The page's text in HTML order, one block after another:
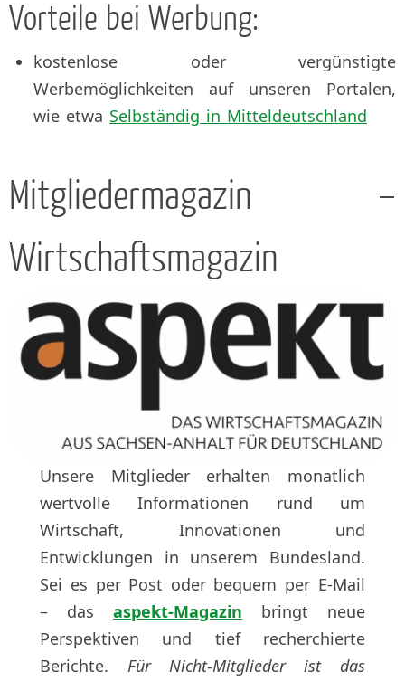
Vorteile bei Werbung:
kostenlose oder vergünstigte
Werbemöglichkeiten auf unseren Portalen,
wie etwa Selbständig in Mitteldeutschland
Mitgliedermagazin –
Wirtschaftsmagazin
Unsere Mitglieder erhalten monatlich
wertvolle Informationen rund um
Wirtschaft, Innovationen und
Entwicklungen in unserem Bundesland.
Sei es per Post oder bequem per E-Mail
– das aspekt-Magazin bringt neue
Perspektiven und tief recherchierte
Berichte. Für Nicht-Mitglieder ist das